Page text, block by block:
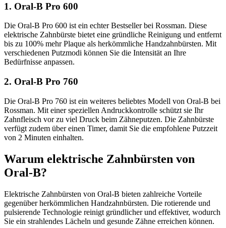
1. Oral-B Pro 600
Die Oral-B Pro 600 ist ein echter Bestseller bei Rossman. Diese
elektrische Zahnbürste bietet eine gründliche Reinigung und entfernt
bis zu 100% mehr Plaque als herkömmliche Handzahnbürsten. Mit
verschiedenen Putzmodi können Sie die Intensität an Ihre
Bedürfnisse anpassen.
2. Oral-B Pro 760
Die Oral-B Pro 760 ist ein weiteres beliebtes Modell von Oral-B bei
Rossman. Mit einer speziellen Andruckkontrolle schützt sie Ihr
Zahnfleisch vor zu viel Druck beim Zähneputzen. Die Zahnbürste
verfügt zudem über einen Timer, damit Sie die empfohlene Putzzeit
von 2 Minuten einhalten.
Warum elektrische Zahnbürsten von
Oral-B?
Elektrische Zahnbürsten von Oral-B bieten zahlreiche Vorteile
gegenüber herkömmlichen Handzahnbürsten. Die rotierende und
pulsierende Technologie reinigt gründlicher und effektiver, wodurch
Sie ein strahlendes Lächeln und gesunde Zähne erreichen können.